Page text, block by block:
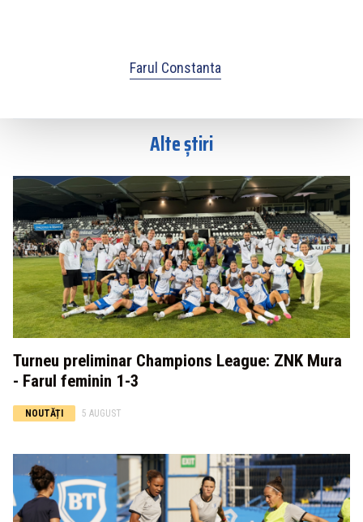
Farul Constanta
Alte știri
Turneu preliminar Champions League: ZNK Mura
- Farul feminin 1-3
NOUTĂȚI 5 AUGUST